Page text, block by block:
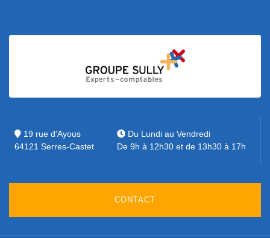
19 rue d'Ayous
64121 Serres-Castet
Du Lundi au Vendredi
De 9h à 12h30 et de 13h30 à 17h
CONTACT